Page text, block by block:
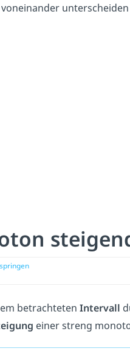
voneinander
betrachteten Intervall
einer streng